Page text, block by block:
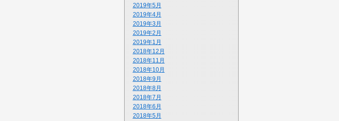
2019年5月
2019年4月
2019年3月
2019年2月
2019年1月
2018年12月
2018年11月
2018年10月
2018年9月
2018年8月
2018年7月
2018年6月
2018年5月